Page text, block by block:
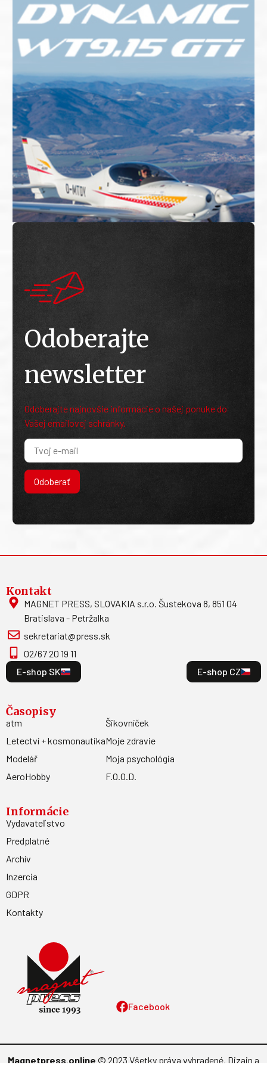
Odoberajte
newsletter
Odoberajte najnovšie informácie o našej ponuke do
Vašej emailovej schránky.
Odoberať
Facebook
Kontakt
MAGNET PRESS, SLOVAKIA s.r.o. Šustekova 8, 851 04
Bratislava - Petržalka
sekretariat@press.sk
02/67 20 19 11
E-shop SK
E-shop CZ
Časopisy
atm
Letectví + kosmonautika
Modelář
AeroHobby
Šikovníček
Moje zdravie
Moja psychológia
F.O.O.D.
Informácie
Vydavateľstvo
Predplatné
Archív
Inzercia
GDPR
Kontakty
Magnetpress.online © 2023 Všetky práva vyhradené. Dizajn a